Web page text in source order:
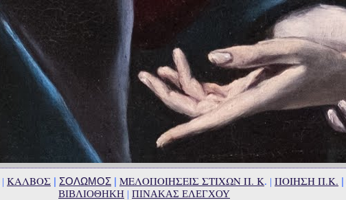
| ΚΑΛΒΟΣ | ΣΟΛΩΜΟΣ | ΜΕΛΟΠΟΙΗΣΕΙΣ ΣΤΙΧΩΝ Π. Κ. | ΠΟΙΗΣΗ Π.Κ. |
ΒΙΒΛΙΟΘΗΚΗ | ΠΙΝΑΚΑΣ ΕΛΕΓΧΟΥ